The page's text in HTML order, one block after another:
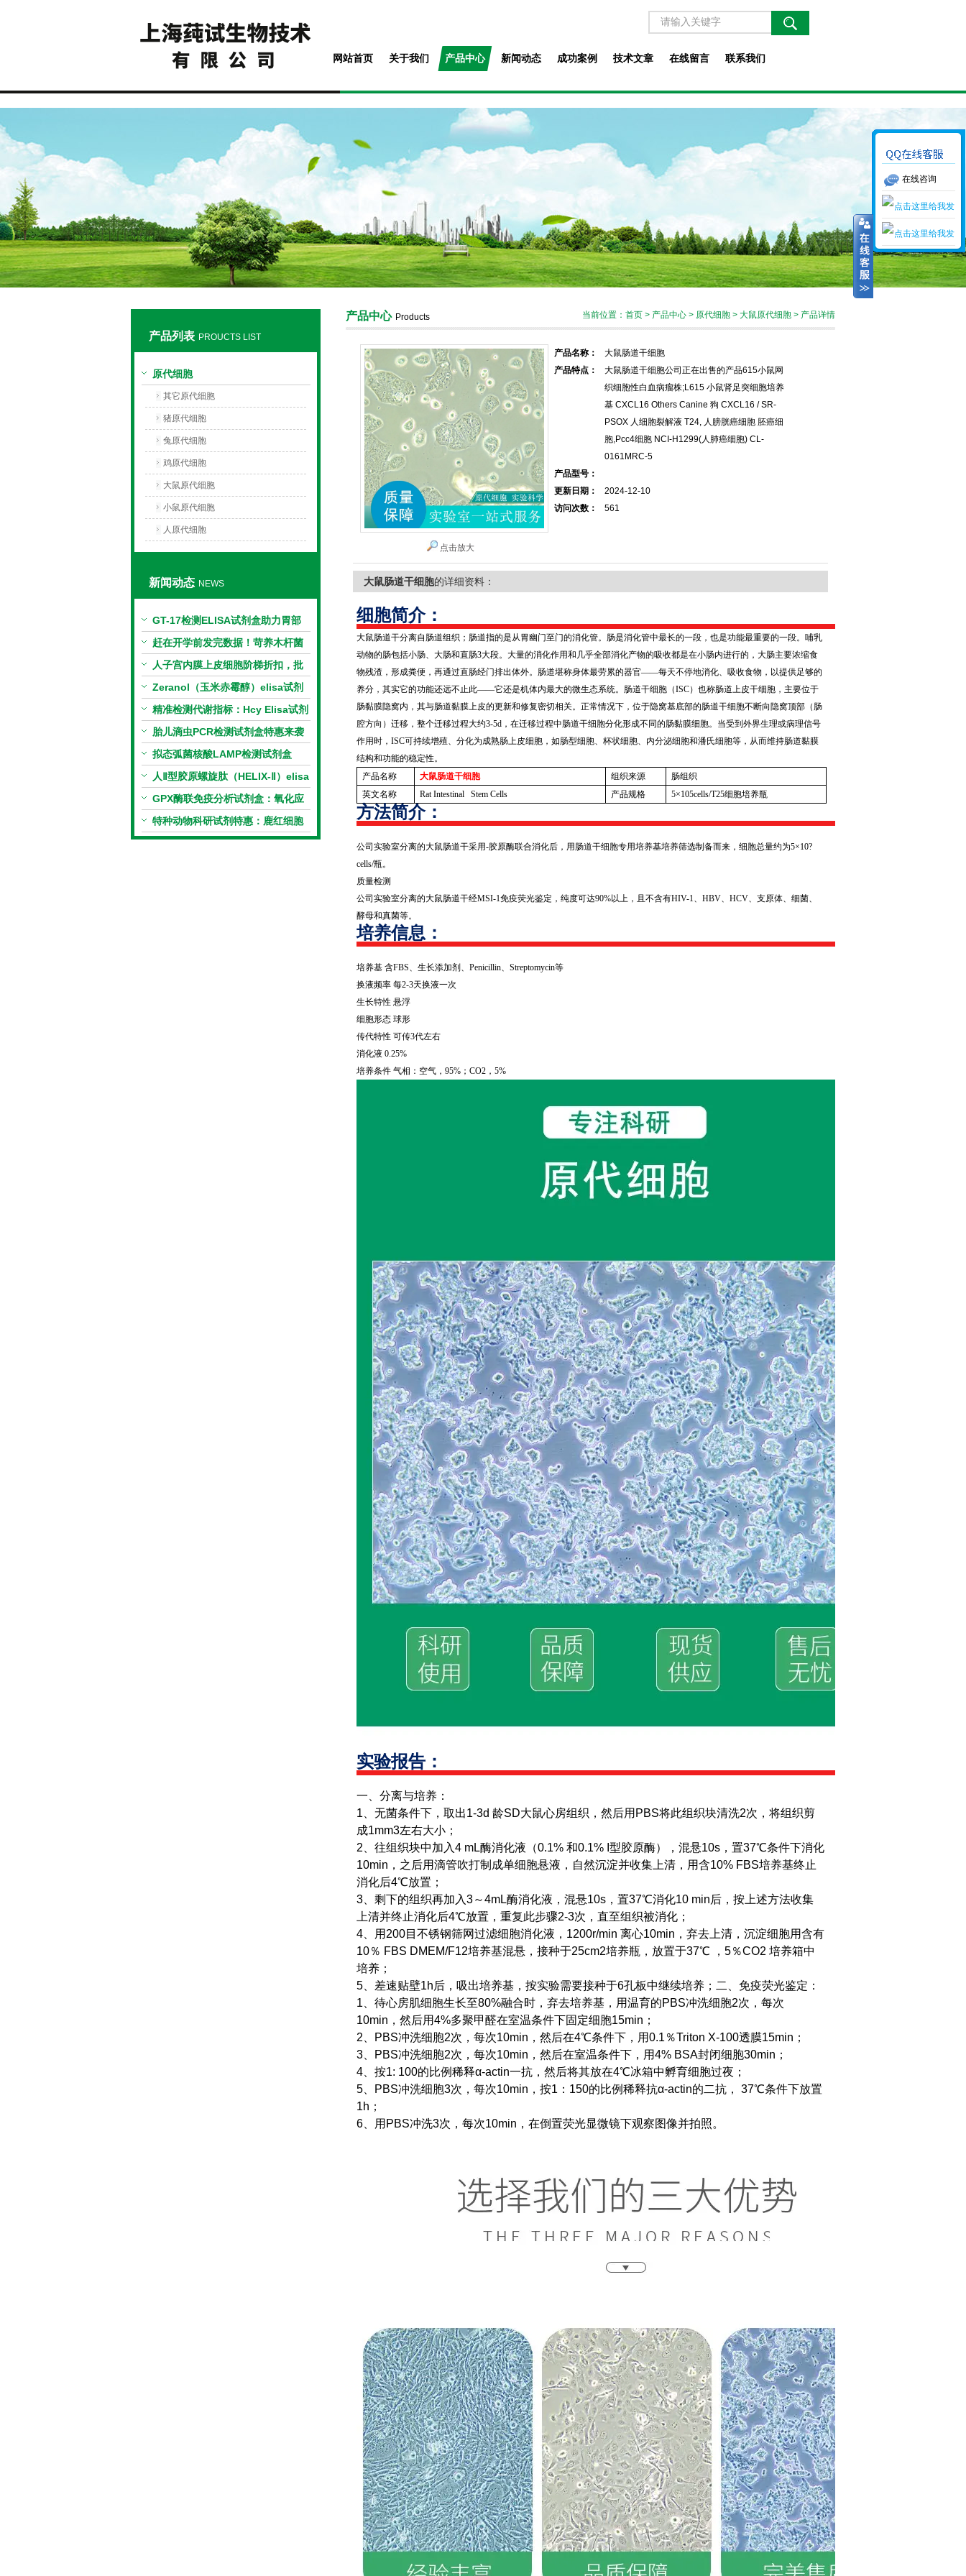
网站首页 关于我们 产品中心 新闻动态 成功案例 技术文章 在线留言 联系我们
产品列表 PROUCTS LIST
原代细胞
其它原代细胞
猪原代细胞
兔原代细胞
鸡原代细胞
大鼠原代细胞
小鼠原代细胞
人原代细胞
新闻动态 NEWS
GT-17检测ELISA试剂盒助力胃部
相关指标样本定量研究
赶在开学前发完数据！苛养木杆菌
PCR检测试剂盒暑假优惠开启
人子宫内膜上皮细胞阶梯折扣，批
量更划算
Zeranol（玉米赤霉醇）elisa试剂
盒特惠
精准检测代谢指标：Hcy Elisa试剂
盒的科研应用与技术特点
胎儿滴虫PCR检测试剂盒特惠来袭
拟态弧菌核酸LAMP检测试剂盒
（恒温荧光法）新品上市优惠活动
人Ⅱ型胶原螺旋肽（HELIX-Ⅱ）elisa
试剂盒科研优惠活动开启
GPX酶联免疫分析试剂盒：氧化应
激研究精准检测工具
特种动物科研试剂特惠：鹿红细胞
膜蛋白(EMP)ELISA试剂盒让利活
产品中心 Products 当前位置： 首页 > 产品中心 > 原代细胞 > 大鼠原代细胞 > 产品详情
点击放大
产品名称：
大鼠肠道干细胞
产品特点：
大鼠肠道干细胞公司正在出售的产品615小鼠网
织细胞性白血病瘤株;L615 小鼠肾足突细胞培养
基 CXCL16 Others Canine 狗 CXCL16 / SR-
PSOX 人细胞裂解液 T24, 人膀胱癌细胞 胚癌细
胞,Pcc4细胞 NCI-H1299(人肺癌细胞) CL-
0161MRC-5
产品型号：
更新日期：
2024-12-10
访问次数：
561
大鼠肠道干细胞的详细资料：
细胞简介：
大鼠肠道干分离自肠道组织；肠道指的是从胃幽门至门的消化管。肠是消化管中最长的一段，也是功能最重要的一段。哺乳
动物的肠包括小肠、大肠和直肠3大段。大量的消化作用和几乎全部消化产物的吸收都是在小肠内进行的，大肠主要浓缩食
物残渣，形成粪便，再通过直肠经门排出体外。肠道堪称身体最劳累的器官——每天不停地消化、吸收食物，以提供足够的
养分，其实它的功能还远不止此——它还是机体内最大的微生态系统。肠道干细胞（ISC）也称肠道上皮干细胞，主要位于
肠黏膜隐窝内，其与肠道黏膜上皮的更新和修复密切相关。正常情况下，位于隐窝基底部的肠道干细胞不断向隐窝顶部（肠
腔方向）迁移，整个迁移过程大约3-5d ，在迁移过程中肠道干细胞分化形成不同的肠黏膜细胞。当受到外界生理或病理信号
作用时， ISC可持续增殖、分化为成熟肠上皮细胞，如肠型细胞、杯状细胞、内分泌细胞和潘氏细胞等，从而维持肠道黏膜
结构和功能的稳定性。
产品名称
大鼠肠道干细胞 组织来源
肠组织
英文名称
Rat Intestinal Stem Cells 产品规格 5×105cells/T25细胞培养瓶
方法简介：
公司实验室分离的大鼠肠道干采用-胶原酶联合消化后，用肠道干细胞专用培养基培养筛选制备而来，细胞总量约为5×10?
cells/瓶。
质量检测
公司实验室分离的大鼠肠道干经MSI-1免疫荧光鉴定，纯度可达90%以上，且不含有HIV-1、 HBV、 HCV、支原体、细菌、
酵母和真菌等。
培养信息：
培养基 含FBS、生长添加剂、 Penicillin、 Streptomycin等
换液频率 每2-3天换液一次
生长特性 悬浮
细胞形态 球形
传代特性 可传3代左右
消化液 0.25%
培养条件 气相：空气， 95% ； CO2 ， 5%
实验报告：
一、分离与培养：
1、无菌条件下，取出1-3d 龄SD大鼠心房组织，然后用PBS将此组织块清洗2次，将组织剪
成1mm3左右大小；
2、往组织块中加入4 mL酶消化液（0.1% 和0.1% I型胶原酶），混悬10s，置37℃条件下消化
10min，之后用滴管吹打制成单细胞悬液，自然沉淀并收集上清，用含10% FBS培养基终止
消化后4℃放置；
3、剩下的组织再加入3～4mL酶消化液，混悬10s，置37℃消化10 min后，按上述方法收集
上清并终止消化后4℃放置，重复此步骤2-3次，直至组织被消化；
4、用200目不锈钢筛网过滤细胞消化液，1200r/min 离心10min，弃去上清，沉淀细胞用含有
10％ FBS DMEM/F12培养基混悬，接种于25cm2培养瓶，放置于37℃ ，5％CO2 培养箱中
培养；
5、差速贴壁1h后，吸出培养基，按实验需要接种于6孔板中继续培养； 二、免疫荧光鉴定：
1、待心房肌细胞生长至80%融合时，弃去培养基，用温育的PBS冲洗细胞2次，每次
10min，然后用4%多聚甲醛在室温条件下固定细胞15min；
2、PBS冲洗细胞2次，每次10min，然后在4℃条件下，用0.1％Triton X-100透膜15min；
3、PBS冲洗细胞2次，每次10min，然后在室温条件下，用4% BSA封闭细胞30min；
4、按1: 100的比例稀释α-actin一抗，然后将其放在4℃冰箱中孵育细胞过夜；
5、PBS冲洗细胞3次，每次10min，按1：150的比例稀释抗α-actin的二抗， 37℃条件下放置
1h；
6、用PBS冲洗3次，每次10min，在倒置荧光显微镜下观察图像并拍照。
在线咨询